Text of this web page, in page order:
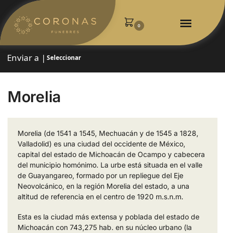
0
Enviar a | Seleccionar
Morelia
Morelia (de 1541 a 1545, Mechuacán y de 1545 a 1828,
Valladolid) es una ciudad del occidente de México,
capital del estado de Michoacán de Ocampo y cabecera
del municipio homónimo. La urbe está situada en el valle
de Guayangareo, formado por un repliegue del Eje
Neovolcánico, en la región Morelia del estado, a una
altitud de referencia en el centro de 1920 m.s.n.m.
Esta es la ciudad más extensa y poblada del estado de
Michoacán con 743,275 hab. en su núcleo urbano (la